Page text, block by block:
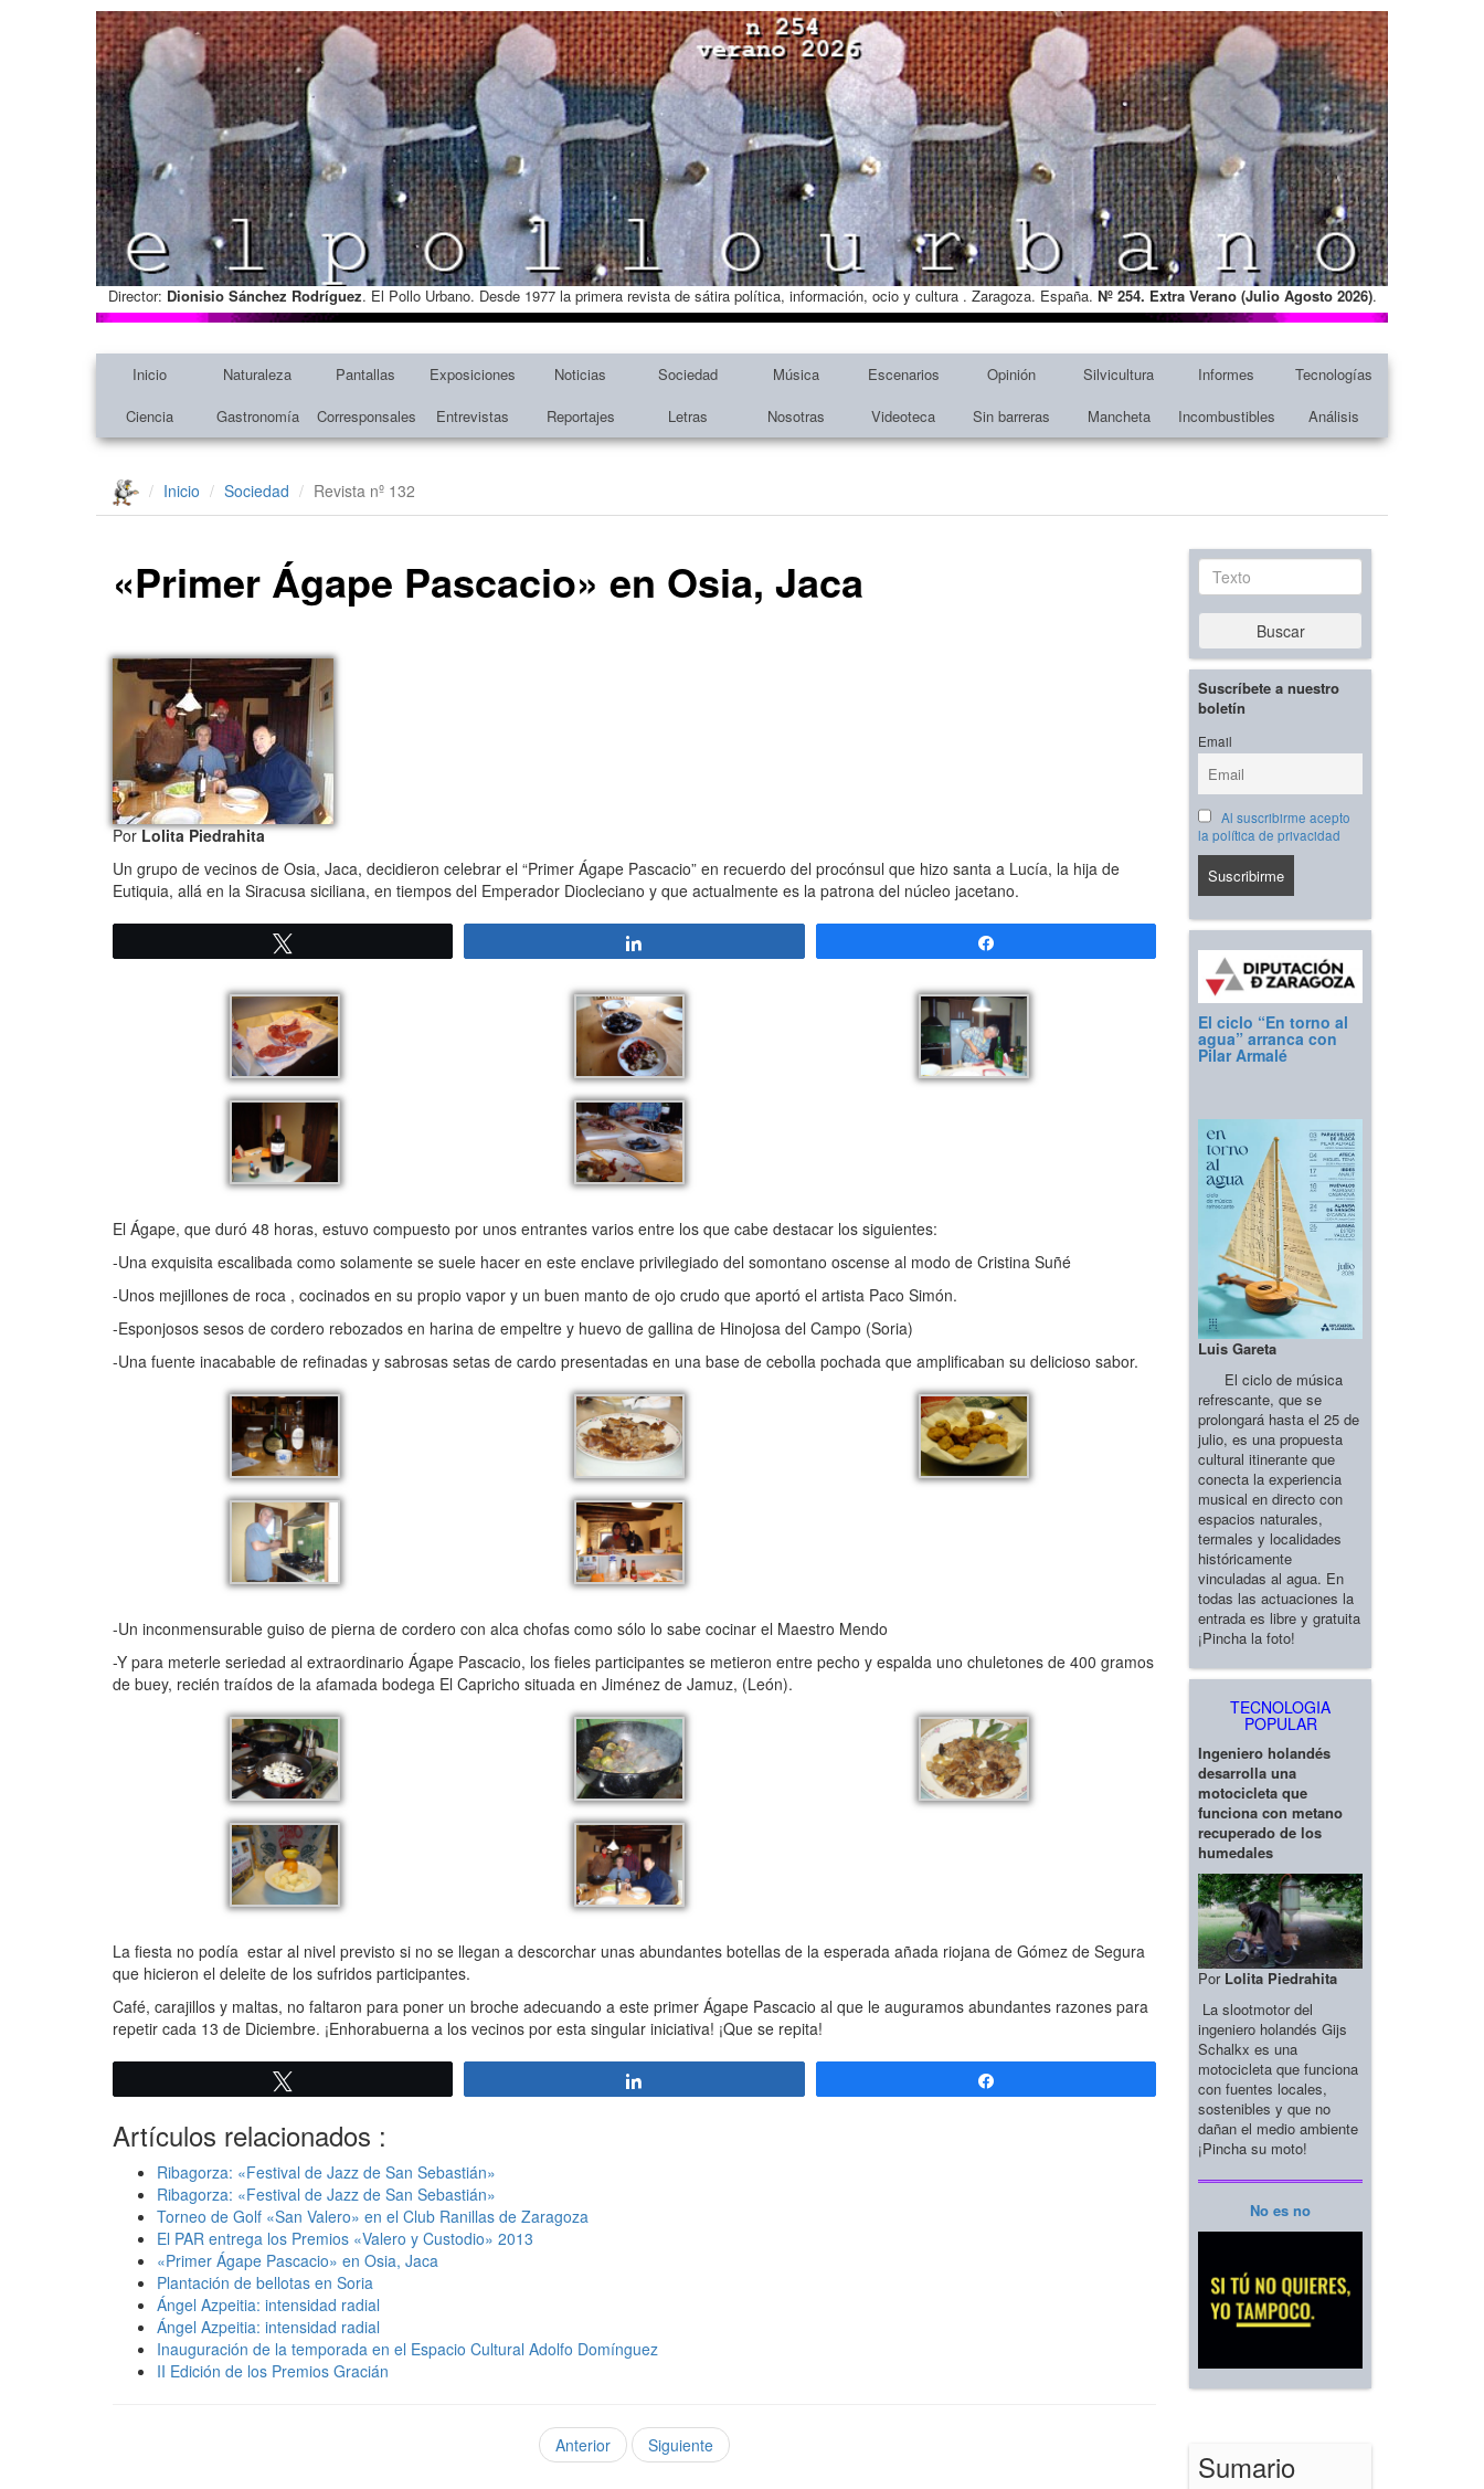
Director: Dionisio Sánchez Rodríguez. El Pollo Urbano. Desde 1977 la primera revista de sátira política, información, ocio y cultura . Zaragoza. España. Nº 254. Extra Verano (Julio Agosto 2026).
Inicio Naturaleza Pantallas Exposiciones Noticias Sociedad Música Escenarios Opinión Silvicultura Informes
Tecnologías
Ciencia
Gastronomía Corresponsales Entrevistas Reportajes Letras Nosotras Videoteca Sin barreras Mancheta Incombustibles Análisis
Inicio Sociedad Revista nº 132
«Primer Ágape Pascacio» en Osia, Jaca
PorLolita Piedrahita
Un grupo de vecinos de Osia, Jaca, decidieron celebrar el “Primer Ágape Pascacio” en recuerdo del procónsul que hizo santa a Lucía, la hija de
Eutiquia, allá en la Siracusa siciliana, en tiempos del Emperador Diocleciano y que actualmente es la patrona del núcleo jacetano.
El Ágape, que duró 48 horas, estuvo compuesto por unos entrantes varios entre los que cabe destacar los siguientes:
-Una exquisita escalibada como solamente se suele hacer en este enclave privilegiado del somontano oscense al modo de Cristina Suñé
-Unos mejillones de roca , cocinados en su propio vapor y un buen manto de ojo crudo que aportó el artista Paco Simón.
-Esponjosos sesos de cordero rebozados en harina de empeltre y huevo de gallina de Hinojosa del Campo (Soria)
-Una fuente inacabable de refinadas y sabrosas setas de cardo presentadas en una base de cebolla pochada que amplificaban su delicioso sabor.
-Un inconmensurable guiso de pierna de cordero con alca chofas como sólo lo sabe cocinar el Maestro Mendo
-Y para meterle seriedad al extraordinario Ágape Pascacio, los fieles participantes se metieron entre pecho y espalda uno chuletones de 400 gramos
de buey, recién traídos de la afamada bodega El Capricho situada en Jiménez de Jamuz, (León).
La fiesta no podía estar al nivel previsto si no se llegan a descorchar unas abundantes botellas de la esperada añada riojana de Gómez de Segura
que hicieron el deleite de los sufridos participantes.
Café, carajillos y maltas, no faltaron para poner un broche adecuando a este primer Ágape Pascacio al que le auguramos abundantes razones para
repetir cada 13 de Diciembre. ¡Enhorabuerna a los vecinos por esta singular iniciativa! ¡Que se repita!
Artículos relacionados :
Ribagorza: «Festival de Jazz de San Sebastián»
Ribagorza: «Festival de Jazz de San Sebastián»
Torneo de Golf «San Valero» en el Club Ranillas de Zaragoza
El PAR entrega los Premios «Valero y Custodio» 2013
«Primer Ágape Pascacio» en Osia, Jaca
Plantación de bellotas en Soria
Ángel Azpeitia: intensidad radial
Ángel Azpeitia: intensidad radial
Inauguración de la temporada en el Espacio Cultural Adolfo Domínguez
II Edición de los Premios Gracián
Anterior Siguiente
Texto
Buscar
Suscríbete a nuestro
boletín
Email
Al suscribirme acepto
la política de privacidad
El ciclo “En torno al
agua” arranca con
Pilar Armalé
Luis Gareta
El ciclo de música
refrescante, que se
prolongará hasta el 25 de
julio, es una propuesta
cultural itinerante que
conecta la experiencia
musical en directo con
espacios naturales,
termales y localidades
históricamente
vinculadas al agua. En
todas las actuaciones la
entrada es libre y gratuita
¡Pincha la foto!
TECNOLOGIA
POPULAR
Ingeniero holandés
desarrolla una
motocicleta que
funciona con metano
recuperado de los
humedales
Por Lolita Piedrahita
La slootmotor del
ingeniero holandés Gijs
Schalkx es una
motocicleta que funciona
con fuentes locales,
sostenibles y que no
dañan el medio ambiente
¡Pincha su moto!
No es no
Sumario